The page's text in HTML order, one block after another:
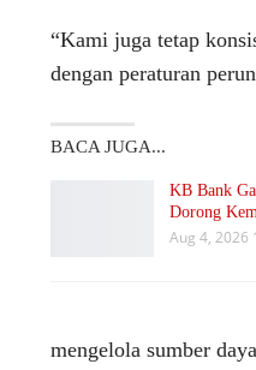
“Kami juga tetap
dengan peraturan
BACA JUGA...
KB Bank
Dorong
Aug 4, 2026
mengelola sumber